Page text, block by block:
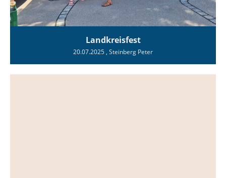
Landkreisfest
20.07.2025, Steinberg Peter